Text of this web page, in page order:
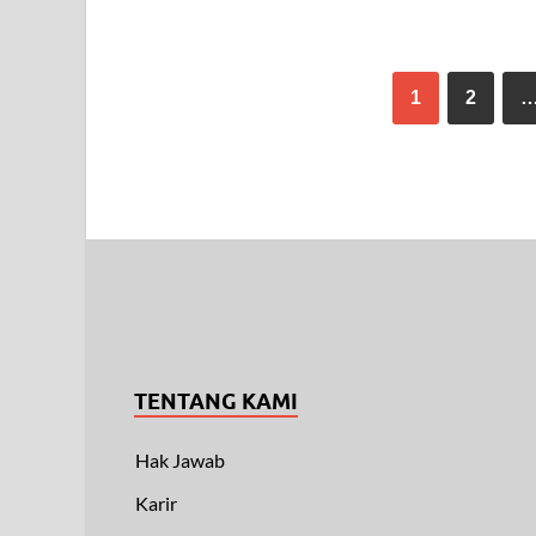
1 2
TENTANG KAMI
Hak Jawab
Karir